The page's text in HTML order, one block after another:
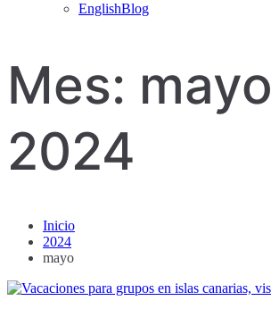
EnglishBlog
Mes: mayo
2024
Inicio
2024
mayo